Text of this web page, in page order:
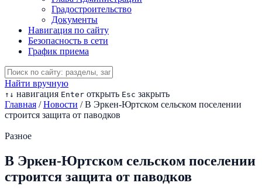
Градостроительство
Документы
Навигация по сайту
Безопасность в сети
График приема
Найти вручную
↑ ↓ навигация Enter открыть Esc закрыть
Главная / Новости / В Эркен-Юртском сельском поселении
строится защита от паводков
Разное
В Эркен-Юртском сельском поселении
строится защита от паводков